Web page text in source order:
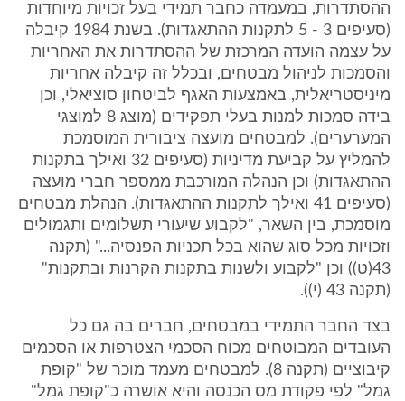
ההסתדרות, במעמדה כחבר תמידי בעל זכויות מיוחדות
(סעיפים 3 - 5 לתקנות ההתאגדות). בשנת 1984 קיבלה
על עצמה הועדה המרכזת של ההסתדרות את האחריות
והסמכות לניהול מבטחים, ובכלל זה קיבלה אחריות
מיניסטריאלית, באמצעות האגף לביטחון סוציאלי, וכן
בידה סמכות למנות בעלי תפקידים (מוצג 8 למוצגי
המערערים). למבטחים מועצה ציבורית המוסמכת
להמליץ על קביעת מדיניות (סעיפים 32 ואילך בתקנות
ההתאגדות) וכן הנהלה המורכבת ממספר חברי מועצה
(סעיפים 41 ואילך לתקנות ההתאגדות). הנהלת מבטחים
מוסמכת, בין השאר, "לקבוע שיעורי תשלומים ותגמולים
וזכויות מכל סוג שהוא בכל תכניות הפנסיה..." (תקנה
43(ט)) וכן "לקבוע ולשנות בתקנות הקרנות ובתקנות"
(תקנה 43 (י)).
בצד החבר התמידי במבטחים, חברים בה גם כל
העובדים המבוטחים מכוח הסכמי הצטרפות או הסכמים
קיבוציים (תקנה 8). למבטחים מעמד מוכר של "קופת
גמל" לפי פקודת מס הכנסה והיא אושרה כ"קופת גמל"